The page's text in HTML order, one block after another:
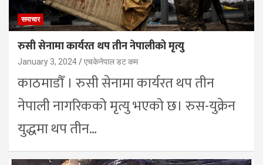
समाचार
रुसी सेनामा कार्यरत थप तीन नेपालीको मृत्यु
January 3, 2024 एचकेनेपाल डट कम
काठमाडौँ । रुसी सेनामा कार्यरत थप तीन
नेपाली नागरिकको मृत्यु भएको छ। रुस-युक्रेन
युद्धमा थप तीन…